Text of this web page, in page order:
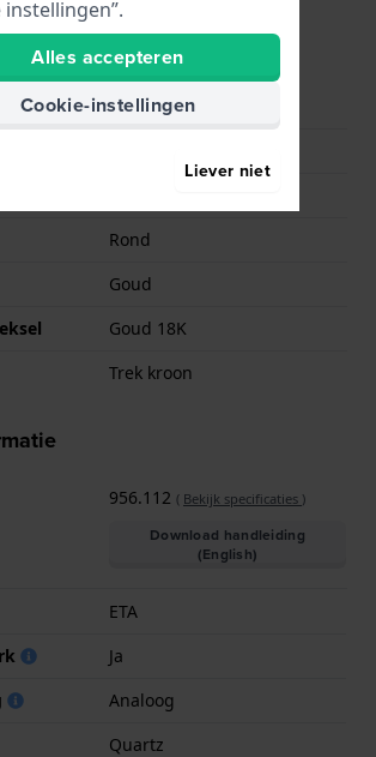
T924210
Rond
Goud
Goud 18K
Trek kroon
956.112 ( Bekijk specificaties )
Download handleiding
(English)
ETA
Ja
Analoog
Quartz
instellingen”.
Alles accepteren
Cookie-instellingen
Liever niet